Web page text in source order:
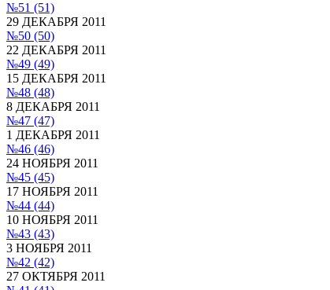
№51 (51)
29 ДЕКАБРЯ 2011
№50 (50)
22 ДЕКАБРЯ 2011
№49 (49)
15 ДЕКАБРЯ 2011
№48 (48)
8 ДЕКАБРЯ 2011
№47 (47)
1 ДЕКАБРЯ 2011
№46 (46)
24 НОЯБРЯ 2011
№45 (45)
17 НОЯБРЯ 2011
№44 (44)
10 НОЯБРЯ 2011
№43 (43)
3 НОЯБРЯ 2011
№42 (42)
27 ОКТЯБРЯ 2011